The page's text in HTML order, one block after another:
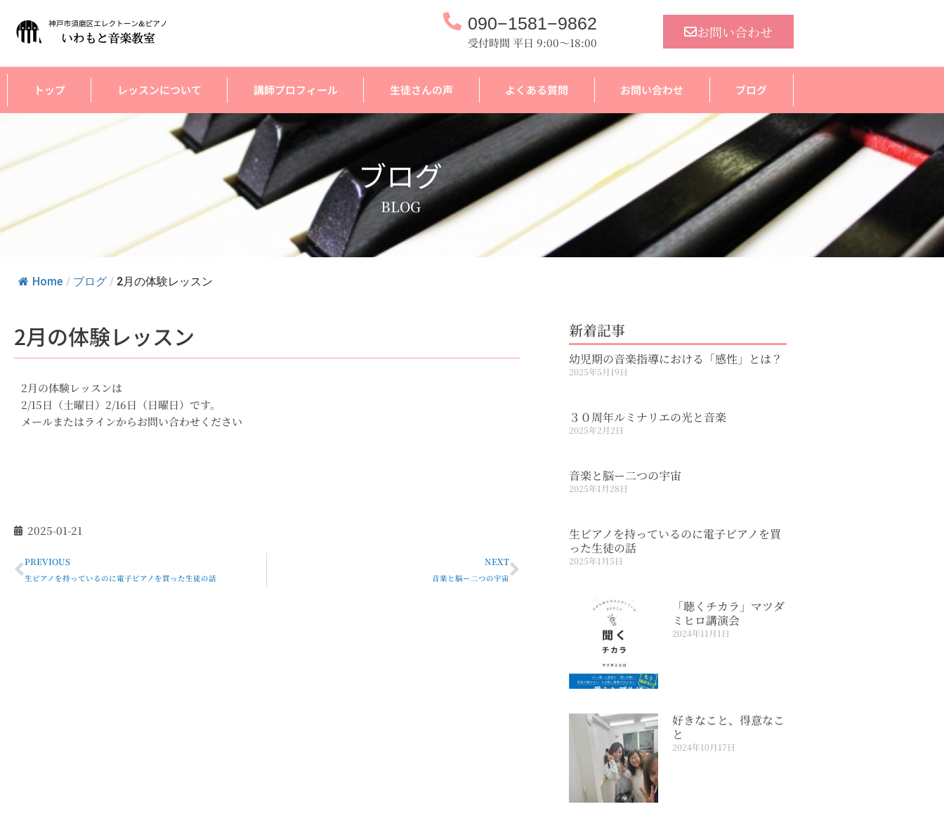
キ
プ
090−1581−9862
受付時間 平日 9:00～18:00
お問い合わせ
トップ レッスンについて 講師プロフィール 生徒さんの声 よくある質問 お問い合わせ ブログ
ブログ
BLOG
Home / ブログ / 2月の体験レッスン
2月の体験レッスン
2月の体験レッスンは
2/15日（土曜日）2/16日（日曜日）です。
メールまたはラインからお問い合わせください
2025-01-21
Prev
PREVIOUS
生ピアノを持っているのに電子ピアノを買った生徒の話
NEXT
音楽と脳ー二つの宇宙
Next
新着記事
幼児期の音楽指導における「感性」とは？
2025年5月19日
３０周年ルミナリエの光と音楽
2025年2月2日
音楽と脳ー二つの宇宙
2025年1月28日
生ピアノを持っているのに電子ピアノを買
った生徒の話
2025年1月5日
「聴くチカラ」マツダ
ミヒロ講演会
2024年11月1日
好きなこと、得意なこ
と
2024年10月17日